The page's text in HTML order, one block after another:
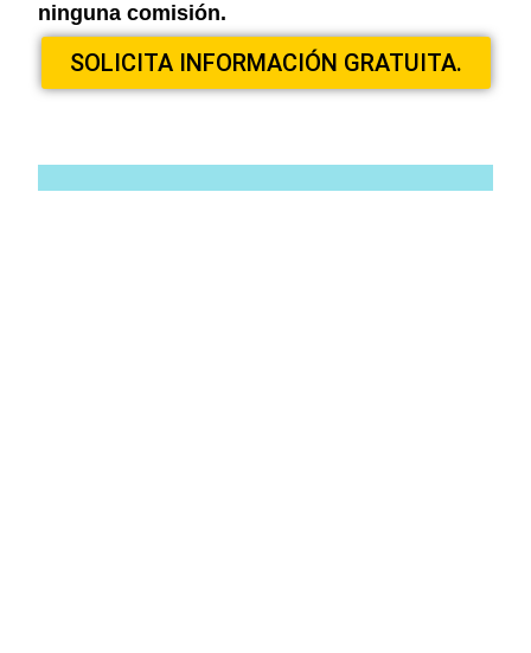
ninguna comisión.
SOLICITA INFORMACIÓN GRATUITA.